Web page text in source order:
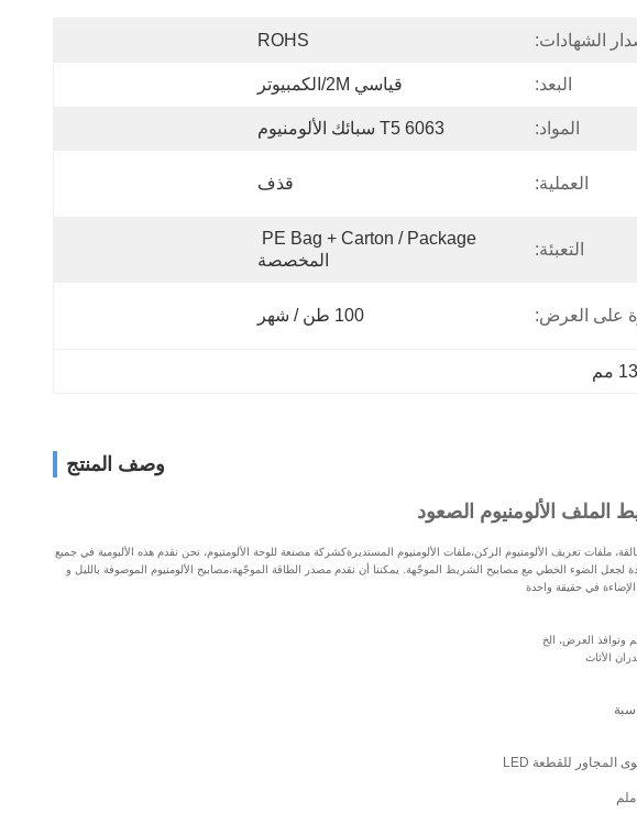
الشهادات: ROHS
البعد: قياسي 2M/الكمبيوتر
المواد: 6063 T5 سبائك الألومنيوم
العملية: قذف
التعبئة:
المخصصة
على العرض: 100 طن / شهر
وصف المنتج
ملفات تعريف الألومنيوم الركن،ملفات الألومنيوم المستديرةكشركة مصنعة للوحة الألومنيوم، نحن نقدم هذه الألبومية في جميع
لجعل الضوء الخطي مع مصابيح الشريط الموجّهة. يمكننا أن نقدم مصدر الطاقة الموجّهة،مصابيح الألومنيوم الموصوفة بالليل و
الإضاءة في حقيقة واحدة
ونوافذ العرض، الخ
الأثاث